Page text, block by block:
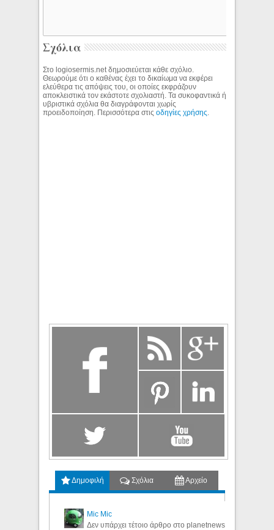
Σχόλια
Στο logiosermis.net δημοσιεύεται κάθε σχόλιο.
Θεωρούμε ότι ο καθένας έχει το δικαίωμα να εκφέρει
ελεύθερα τις απόψεις του, οι οποίες εκφράζουν
αποκλειστικά τον εκάστοτε σχολιαστή. Τα συκοφαντικά ή
υβριστικά σχόλια θα διαγράφονται χωρίς
προειδοποίηση. Περισσότερα στιςοδηγίες χρήσης
Δημοφιλή Σχόλια Αρχείο
Mic Mic
Δεν υπάρχει τέτοιο άρθρο στο planetnews